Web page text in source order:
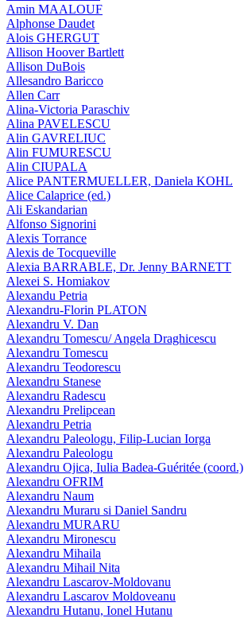
Amin MAALOUF
Alphonse Daudet
Alois GHERGUT
Allison Hoover Bartlett
Allison DuBois
Allesandro Baricco
Allen Carr
Alina-Victoria Paraschiv
Alina PAVELESCU
Alin GAVRELIUC
Alin FUMURESCU
Alin CIUPALA
Alice PANTERMUELLER, Daniela KOHL
Alice Calaprice (ed.)
Ali Eskandarian
Alfonso Signorini
Alexis Torrance
Alexis de Tocqueville
Alexia BARRABLE, Dr. Jenny BARNETT
Alexei S. Homiakov
Alexandu Petria
Alexandru-Florin PLATON
Alexandru V. Dan
Alexandru Tomescu/ Angela Draghicescu
Alexandru Tomescu
Alexandru Teodorescu
Alexandru Stanese
Alexandru Radescu
Alexandru Prelipcean
Alexandru Petria
Alexandru Paleologu, Filip-Lucian Iorga
Alexandru Paleologu
Alexandru Ojica, Iulia Badea-Guéritée (coord.)
Alexandru OFRIM
Alexandru Naum
Alexandru Muraru si Daniel Sandru
Alexandru MURARU
Alexandru Mironescu
Alexandru Mihaila
Alexandru Mihail Nita
Alexandru Lascarov-Moldovanu
Alexandru Lascarov Moldoveanu
Alexandru Hutanu, Ionel Hutanu